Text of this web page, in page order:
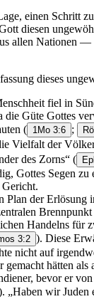
einen Schritt
diesen
allen Nationen —
dieses
fiel in
die Güte Gottes
( 1Mo 3:6 ;
Vielfalt der
des Zorns“ (
Gottes Segen zu
Gericht.
Plan der Erlösung
Brennpunkt
Handelns für
3:2 ). Diese
nicht auf
gemacht hätten
bevor er
„Haben wir Juden